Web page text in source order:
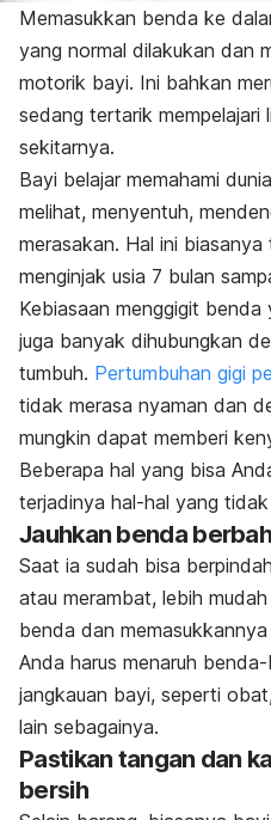
Memasukkan benda ke
yang normal dilakukan dan
motorik bayi. Ini bahkan
sedang tertarik mempelajari
sekitarnya.
Bayi belajar memahami
melihat, menyentuh,
merasakan. Hal ini
menginjak usia 7 bulan
Kebiasaan menggigit
juga banyak dihubungkan
tumbuh. Pertumbuhan gigi
tidak merasa nyaman dan
mungkin dapat memberi
Beberapa hal yang bisa
terjadinya hal-hal yang
Jauhkan benda
Saat ia sudah bisa
atau merambat, lebih
benda dan
Anda harus menaruh
jangkauan bayi, seperti
lain sebagainya.
Pastikan tangan dan
bersih